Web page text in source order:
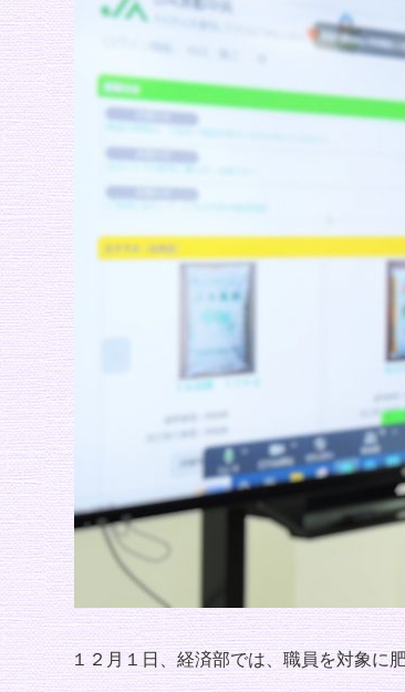
１２月１日、経済部では、職員を対象に